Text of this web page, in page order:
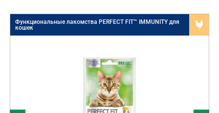
Функциональные лакомства PERFECT FIT™ IMMUNITY для
кошек